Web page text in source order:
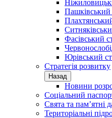
Пашківський
Фасівський
Юрівський
Стратегія розвитку
Назад
Новини
Соціальний
Свята та пам’ятні
Територіальні